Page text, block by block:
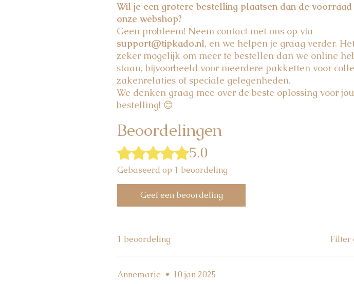
Wil je een grotere bestelling plaatsen dan de voorraad
onze webshop?
Geen probleem! Neem contact met ons op via
support@tipkado.nl, en we helpen je graag verder.
zeker mogelijk om meer te bestellen dan we online
staan, bijvoorbeeld voor meerdere pakketten voor
zakenrelaties of speciale gelegenheden.
We denken graag mee over de beste oplossing voor
bestelling! 😊
Beoordelingen
Beoordeeld met 5 uit 5 sterren.
5.0
Gebaseerd op 1 beoordeling
Geef een beoordeling
1 beoordeling Filter
Annemarie • 10 jan 2025